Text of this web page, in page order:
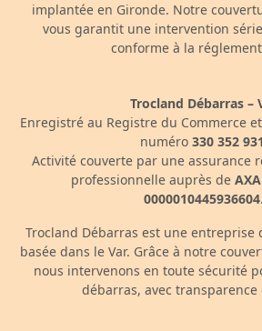
implantée en Gironde. Notre
vous garantit une intervention
conforme à la
Trocland Débarras –
Enregistré au Registre du Commerce
numéro 330 352 931
Activité couverte par une assurance
professionnelle auprès de AXA
0000010445936604.
Trocland Débarras est une entreprise
basée dans le Var. Grâce à notre
nous intervenons en toute sécurité
débarras, avec